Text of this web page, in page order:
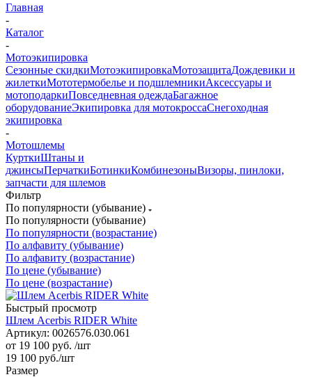
Главная
-
Каталог
-
Мотоэкипировка
Сезонные скидкиМотоэкипировкаМотозащитаДождевики и
жилеткиМототермобелье и подшлемникиАксессуары и
мотоподаркиПовседневная одеждаБагажное
оборудованиеЭкипировка для мотокроссаСнегоходная
экипировка
-
Мотошлемы
КурткиШтаны и
джинсыПерчаткиБотинкиКомбинезоныВизоры, пинлоки,
запчасти для шлемов
Фильтр
По популярности (убывание)
По популярности (убывание)
По популярности (возрастание)
По алфавиту (убывание)
По алфавиту (возрастание)
По цене (убывание)
По цене (возрастание)
Быстрый просмотр
Шлем Acerbis RIDER White
Артикул: 0026576.030.061
от 19 100 руб. /шт
19 100 руб./шт
Размер